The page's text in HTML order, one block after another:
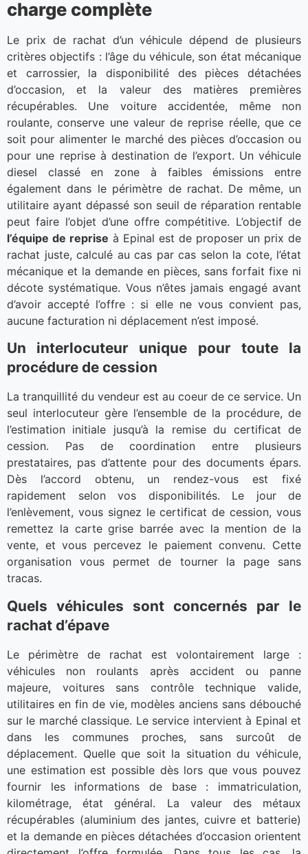
charge complète
Le prix de rachat d’un véhicule dépend de plusieurs
critères objectifs : l’âge du véhicule, son état mécanique
et carrossier, la disponibilité des pièces détachées
d’occasion, et la valeur des matières premières
récupérables. Une voiture accidentée, même non
roulante, conserve une valeur de reprise réelle, que ce
soit pour alimenter le marché des pièces d’occasion ou
pour une reprise à destination de l’export. Un véhicule
diesel classé en zone à faibles émissions entre
également dans le périmètre de rachat. De même, un
utilitaire ayant dépassé son seuil de réparation rentable
peut faire l’objet d’une offre compétitive. L’objectif de
l’équipe de reprise à Epinal est de proposer un prix de
rachat juste, calculé au cas par cas selon la cote, l’état
mécanique et la demande en pièces, sans forfait fixe ni
décote systématique. Vous n’êtes jamais engagé avant
d’avoir accepté l’offre : si elle ne vous convient pas,
aucune facturation ni déplacement n’est imposé.
Un interlocuteur unique pour toute la
procédure de cession
La tranquillité du vendeur est au coeur de ce service. Un
seul interlocuteur gère l’ensemble de la procédure, de
l’estimation initiale jusqu’à la remise du certificat de
cession. Pas de coordination entre plusieurs
prestataires, pas d’attente pour des documents épars.
Dès l’accord obtenu, un rendez-vous est fixé
rapidement selon vos disponibilités. Le jour de
l’enlèvement, vous signez le certificat de cession, vous
remettez la carte grise barrée avec la mention de la
vente, et vous percevez le paiement convenu. Cette
organisation vous permet de tourner la page sans
tracas.
Quels véhicules sont concernés par le
rachat d’épave
Le périmètre de rachat est volontairement large :
véhicules non roulants après accident ou panne
majeure, voitures sans contrôle technique valide,
utilitaires en fin de vie, modèles anciens sans débouché
sur le marché classique. Le service intervient à Epinal et
dans les communes proches, sans surcoût de
déplacement. Quelle que soit la situation du véhicule,
une estimation est possible dès lors que vous pouvez
fournir les informations de base : immatriculation,
kilométrage, état général. La valeur des métaux
récupérables (aluminium des jantes, cuivre et batterie)
et la demande en pièces détachées d’occasion orientent